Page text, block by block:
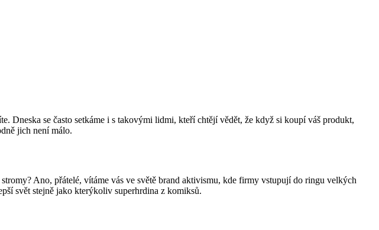
Dneska se často setkáme i s takovými lidmi, kteří chtějí vědět, že když si koupí váš produkt,
jich není málo.
? Ano, přátelé, vítáme vás ve světě brand aktivismu, kde firmy vstupují do ringu velkých
svět stejně jako kterýkoliv superhrdina z komiksů.